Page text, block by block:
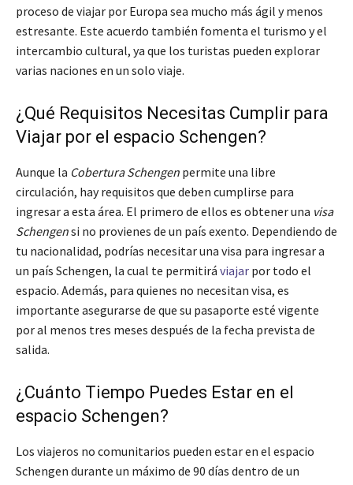
proceso de viajar por Europa sea mucho más ágil y menos
estresante. Este acuerdo también fomenta el turismo y el
intercambio cultural, ya que los turistas pueden explorar
varias naciones en un solo viaje.
¿Qué Requisitos Necesitas Cumplir para
Viajar por el espacio Schengen?
Aunque la Cobertura Schengen permite una libre
circulación, hay requisitos que deben cumplirse para
ingresar a esta área. El primero de ellos es obtener una visa
Schengensi no provienes de un país exento. Dependiendo de
tu nacionalidad, podrías necesitar una visa para ingresar a
un país Schengen, la cual te permitirá viajar por todo el
espacio. Además, para quienes no necesitan visa, es
importante asegurarse de que su pasaporte esté vigente
por al menos tres meses después de la fecha prevista de
salida.
¿Cuánto Tiempo Puedes Estar en el
espacio Schengen?
Los viajeros no comunitarios pueden estar en el espacio
Schengen durante un máximo de 90 días dentro de un